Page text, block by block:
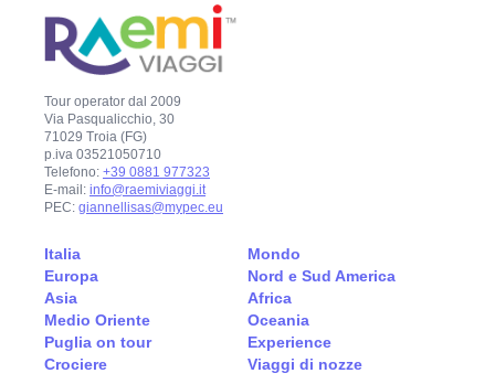
Tour operator dal 2009
Via Pasqualicchio, 30
71029 Troia (FG)
p.iva 03521050710
Telefono: +39 0881 977323
E-mail: info@raemiviaggi.it
PEC: giannellisas@mypec.eu
Italia
Mondo
Europa
Nord e Sud America
Asia
Africa
Medio Oriente
Oceania
Puglia on tour
Experience
Crociere
Viaggi di nozze